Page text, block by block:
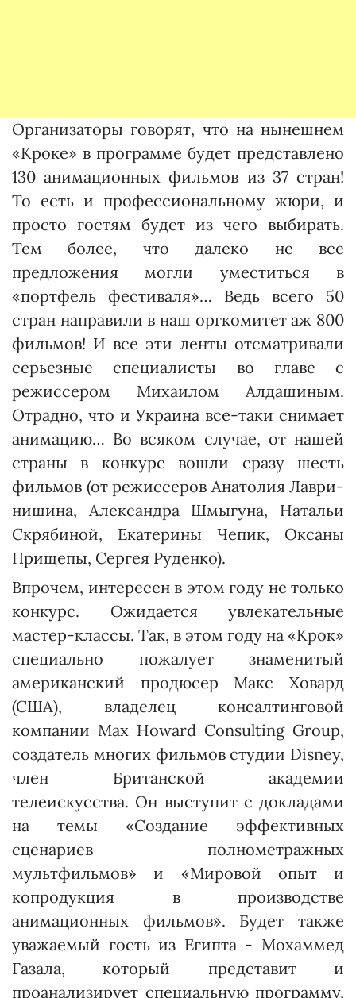
Организаторы говорят, что на нынешнем
«Кроке» в программе будет представлено
130 анимационных фильмов из 37 стран!
То есть и профессиональному жюри, и
просто гостям будет из чего выбирать.
Тем более, что далеко не все
предложения могли уместиться в
«портфель фестиваля»… Ведь всего 50
стран направили в наш оргкомитет аж 800
фильмов! И все эти ленты отсматривали
серьезные специалисты во главе с
режиссером Михаилом Алдаши­ным.
Отрадно, что и Украина все-таки снимает
анимацию… Во всяком случае, от нашей
страны в конкурс вошли сразу шесть
фильмов (от режиссеров Анатолия Лаври­
ни­шина, Александра Шмыгуна, Натальи
Скрябиной, Екатерины Чепик, Оксаны
Прищепы, Сергея Руденко).
Впрочем, интересен в этом году не только
конкурс. Ожида­ется увлекательные
мастер-классы. Так, в этом году на «Крок»
специально пожалует знаменитый
американский продюсер Макс Ховард
(США), владелец консалтинговой
компании Max Howard Consulting Group,
создатель многих фильмов студии Disney,
член Британской академии
телеискусства. Он выступит с докладами
на темы «Создание эффективных
сценариев полнометражных
мультфильмов» и «Мировой опыт и
копродукция в производстве
анимационных фильмов». Будет также
уважаемый гость из Египта - Мохаммед
Газала, который представит и
проанализирует специальную программу,